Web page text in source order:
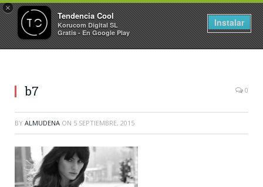
×
Tendencia Cool
Korucom Digital SL
Gratis - En Google Play
Instalar
b7 0
BY ALMUDENA ON 5 SEPTIEMBRE, 2015